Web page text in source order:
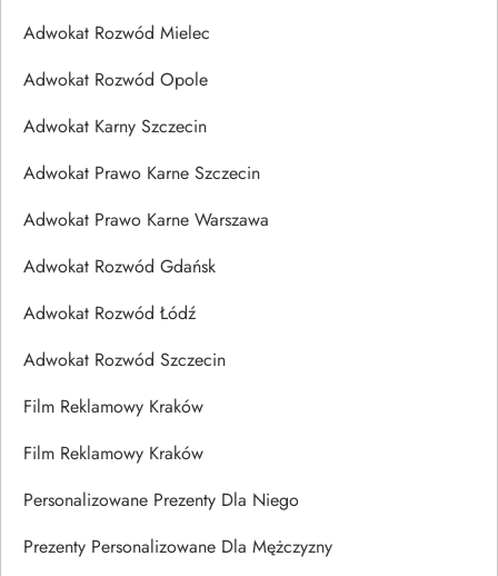
Adwokat Rozwód Mielec
Adwokat Rozwód Opole
Adwokat Karny Szczecin
Adwokat Prawo Karne Szczecin
Adwokat Prawo Karne Warszawa
Adwokat Rozwód Gdańsk
Adwokat Rozwód Łódź
Adwokat Rozwód Szczecin
Film Reklamowy Kraków
Film Reklamowy Kraków
Personalizowane Prezenty Dla Niego
Prezenty Personalizowane Dla Mężczyzny